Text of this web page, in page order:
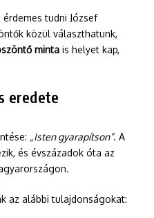
tudni József
közül választhatunk,
minta is helyet kap,
eredete
„Isten gyarapítson”. A
és évszázadok óta az
az alábbi tulajdonságokat: